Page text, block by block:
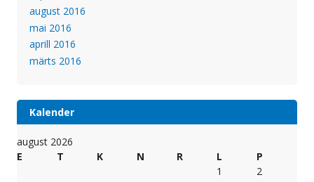
august 2016
mai 2016
aprill 2016
märts 2016
Kalender
august 2026
E
T K N R L
P
1
2